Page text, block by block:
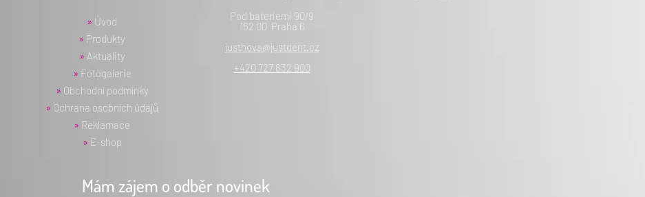
» Úvod
» Produkty
» Aktuality
» Fotogalerie
» Obchodní podmínky
» Ochrana osobních údajů
» Reklamace
» E-shop
Pod bateriemi 90/9
162 00 Praha 6
justhova@justdent.cz
+420 727 832 900
Mám zájem o odběr novinek